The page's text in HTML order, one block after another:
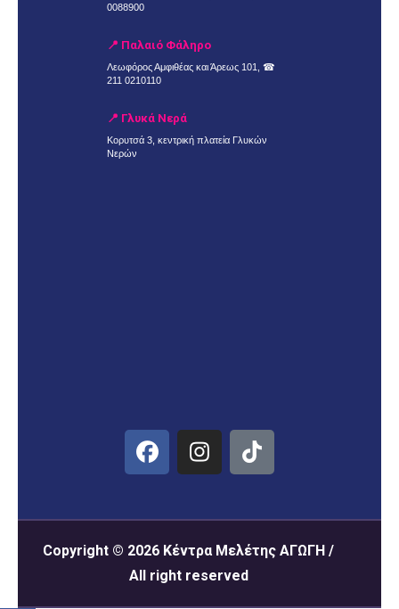
0088900
📍 Παλαιό Φάληρο
Λεωφόρος Αμφιθέας και Άρεως 101, ☎
211 0210110
📍 Γλυκά Νερά
Κορυτσά 3, κεντρική πλατεία Γλυκών
Νερών
Copyright © 2026 Κέντρα Μελέτης ΑΓΩΓΗ /
All right reserved